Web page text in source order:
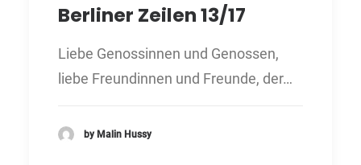
Berliner Zeilen 13/17
Liebe Genossinnen und Genossen,
liebe Freundinnen und Freunde, der…
by Malin Hussy